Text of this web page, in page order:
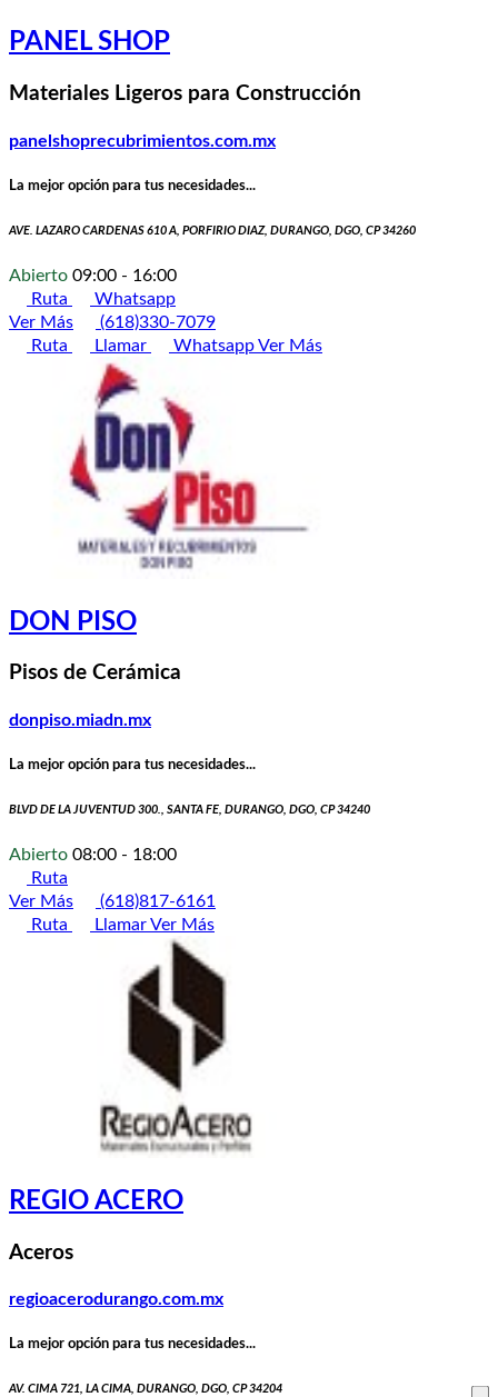
PANEL SHOP
Materiales Ligeros para Construcción
panelshoprecubrimientos.com.mx
La mejor opción para tus necesidades...
AVE. LAZARO CARDENAS 610 A, PORFIRIO DIAZ, DURANGO, DGO, CP 34260
Abierto 09:00 - 16:00
Ruta
Whatsapp
Ver Más
(618)330-7079
Ruta
Llamar WhatsappVer Más
DON PISO
Pisos de Cerámica
donpiso.miadn.mx
La mejor opción para tus necesidades...
BLVD DE LA JUVENTUD 300., SANTA FE, DURANGO, DGO, CP 34240
Abierto 08:00 - 18:00
Ruta
Ver Más
(618)817-6161
Ruta
LlamarVer Más
REGIO ACERO
Aceros
regioacerodurango.com.mx
La mejor opción para tus necesidades...
AV. CIMA 721, LA CIMA, DURANGO, DGO, CP 34204